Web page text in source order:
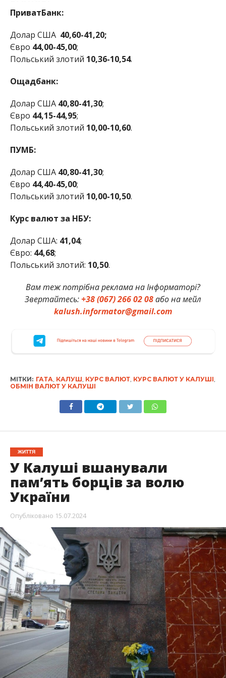
ПриватБанк:
Долар США 40,60-41,20;
Євро 44,00-45,00;
Польський злотий 10,36-10,54.
Ощадбанк:
Долар США 40,80-41,30;
Євро 44,15-44,95;
Польський злотий 10,00-10,60.
ПУМБ:
Долар США 40,80-41,30;
Євро 44,40-45,00;
Польський злотий 10,00-10,50.
Курс валют за НБУ:
Долар США: 41,04;
Євро: 44,68;
Польський злотий: 10,50.
Вам теж потрібна реклама на Інформаторі?
Звертайтесь:+38 (067) 266 02 08або на мейл
kalush.informator@gmail.com
МІТКИ: ГАТА, КАЛУШ, КУРС ВАЛЮТ, КУРС ВАЛЮТ У КАЛУШІ,
ОБМІН ВАЛЮТ У КАЛУШІ
ЖИТТЯ
У Калуші вшанували
памʼять борців за волю
України
Опубліковано 15.07.2024